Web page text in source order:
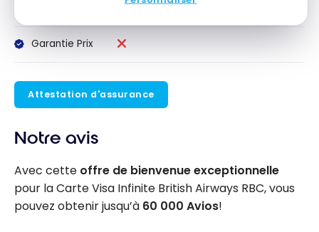
Garantie Prix
Attestation d'assurance
Notre avis
Avec cette offre de bienvenue exceptionnelle
pour la Carte Visa Infinite British Airways RBC, vous
pouvez obtenir jusqu’à 60 000 Avios!